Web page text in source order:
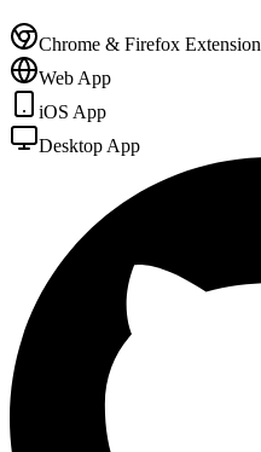
Chrome & Firefox Extension
Web App
iOS App
Desktop App